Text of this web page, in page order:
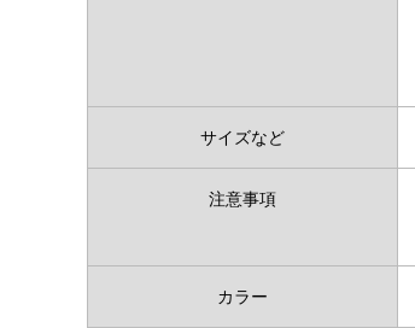
サイズなど
注意事項
カラー